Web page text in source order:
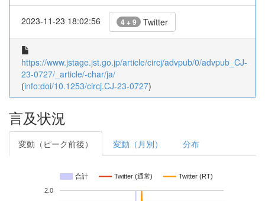
2023-11-23 18:02:56 4 + 9 Twitter
https://www.jstage.jst.go.jp/article/circj/advpub/0/advpub_CJ-
23-0727/_article/-char/ja/
(info:doi/10.1253/circj.CJ-23-0727)
言及状況
変動（ピーク前後） 変動（月別） 分布
合計 Twitter (通常) Twitter (RT)
2.0